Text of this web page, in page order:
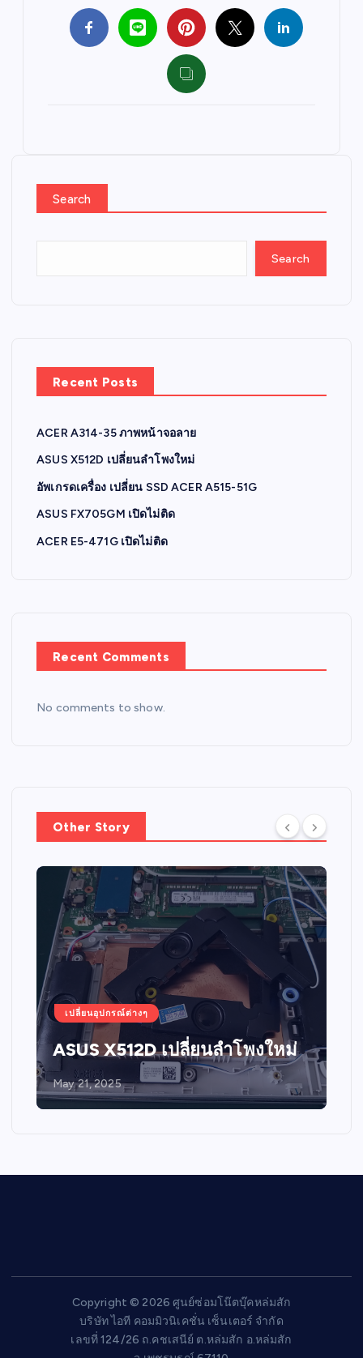
Search
Search
Recent Posts
ACER A314-35 ภาพหน้าจอลาย
ASUS X512D เปลี่ยนลำโพงใหม่
อัพเกรดเครื่อง เปลี่ยน SSD ACER A515-51G
ASUS FX705GM เปิดไม่ติด
ACER E5-471G เปิดไม่ติด
Recent Comments
No comments to show.
Other Story
เปลี่ยนอุปกรณ์ต่างๆ
ASUS X512D เปลี่ยนลำโพงใหม่
May 21, 2025
Copyright © 2026 ศูนย์ซ่อมโน๊ตบุ๊คหล่มสัก
บริษัท ไอที คอมมิวนิเคชั่น เซ็นเตอร์ จำกัด
เลขที่ 124/26 ถ.คชเสนีย์ ต.หล่มสัก อ.หล่มสัก